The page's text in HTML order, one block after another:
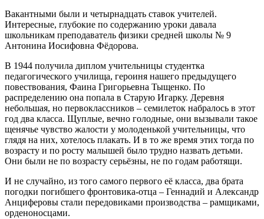
Вакантными были и четырнадцать ставок учителей.
Интересные, глубокие по содержанию уроки давала
школьникам преподаватель физики средней школы № 9
Антонина Иосифовна Фёдорова.
В 1944 получила диплом учительницы студентка
педагогического училища, героиня нашего предыдущего
повествования, Фаина Григорьевна Тыщенко. По
распределению она попала в Старую Игарку. Деревня
небольшая, но первоклассников – семилеток набралось в этот
год два класса. Щуплые, вечно голодные, они вызывали такое
щенячье чувство жалости у молоденькой учительницы, что
глядя на них, хотелось плакать. И в то же время этих тогда по
возрасту и по росту малышей было трудно назвать детьми.
Они были не по возрасту серьёзны, не по годам работящи.
И не случайно, из того самого первого её класса, два брата
погодки погибшего фронтовика-отца – Геннадий и Александр
Анциферовы стали передовиками производства – рамщиками,
орденоносцами.